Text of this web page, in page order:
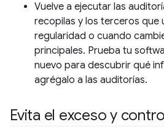
Vuelve a ejecutar las
recopilas y los terceros que
regularidad o cuando
principales. Prueba tu
nuevo para descubrir qué
agrégalo a las auditorías.
Evita el exceso y